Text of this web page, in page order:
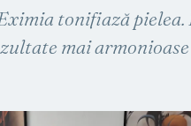
tonifiază pielea.
mai